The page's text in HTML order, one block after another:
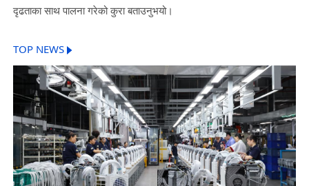
दृढताका साथ पालना गरेको कुरा बताउनुभयो।
TOP NEWS